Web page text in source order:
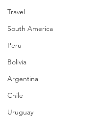
Travel
South America
Peru
Bolivia
Argentina
Chile
Uruguay